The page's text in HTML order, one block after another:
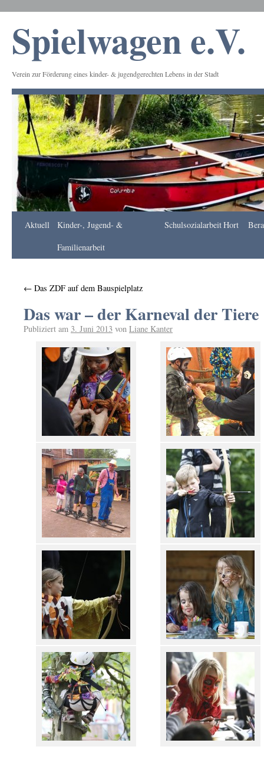
Spielwagen e.V.
Verein zur Förderung eines kinder- & jugendgerechten Lebens in der Stadt
Apotheke
Aktuell
Kinder-, Jugend- &
Familienarbeit
SchulsozialarbeitHort
← Das ZDF auf dem Bauspielplatz
Das war – der Karneval der Tiere
Publiziert am 3. Juni 2013 von Liane Kanter